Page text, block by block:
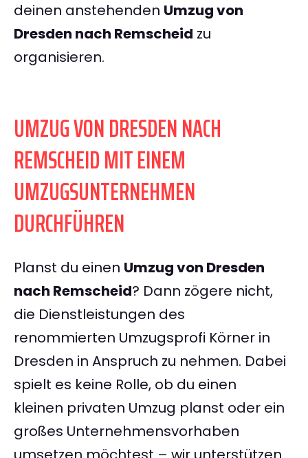
deinen anstehenden Umzug von
Dresden nach Remscheid zu
organisieren.
UMZUG VON DRESDEN NACH
REMSCHEID MIT EINEM
UMZUGSUNTERNEHMEN
DURCHFÜHREN
Planst du einen Umzug von Dresden
nach Remscheid? Dann zögere nicht,
die Dienstleistungen des
renommierten Umzugsprofi Körner in
Dresden in Anspruch zu nehmen. Dabei
spielt es keine Rolle, ob du einen
kleinen privaten Umzug planst oder ein
großes Unternehmensvorhaben